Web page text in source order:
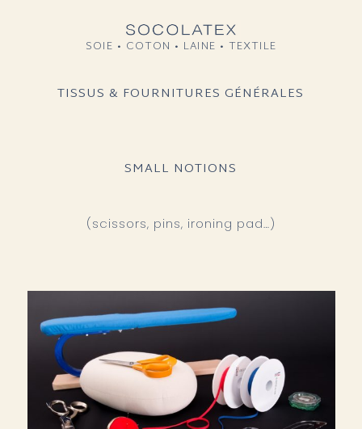
SOIE • COTON • LAINE • TEXTILE
TISSUS & FOURNITURES GÉNÉRALES
SMALL NOTIONS
(scissors, pins, ironing pad…)